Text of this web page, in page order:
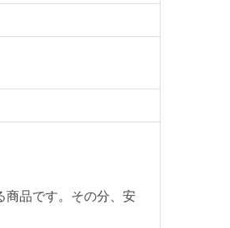
できるキズやスレ等はご
商品です。その分、安